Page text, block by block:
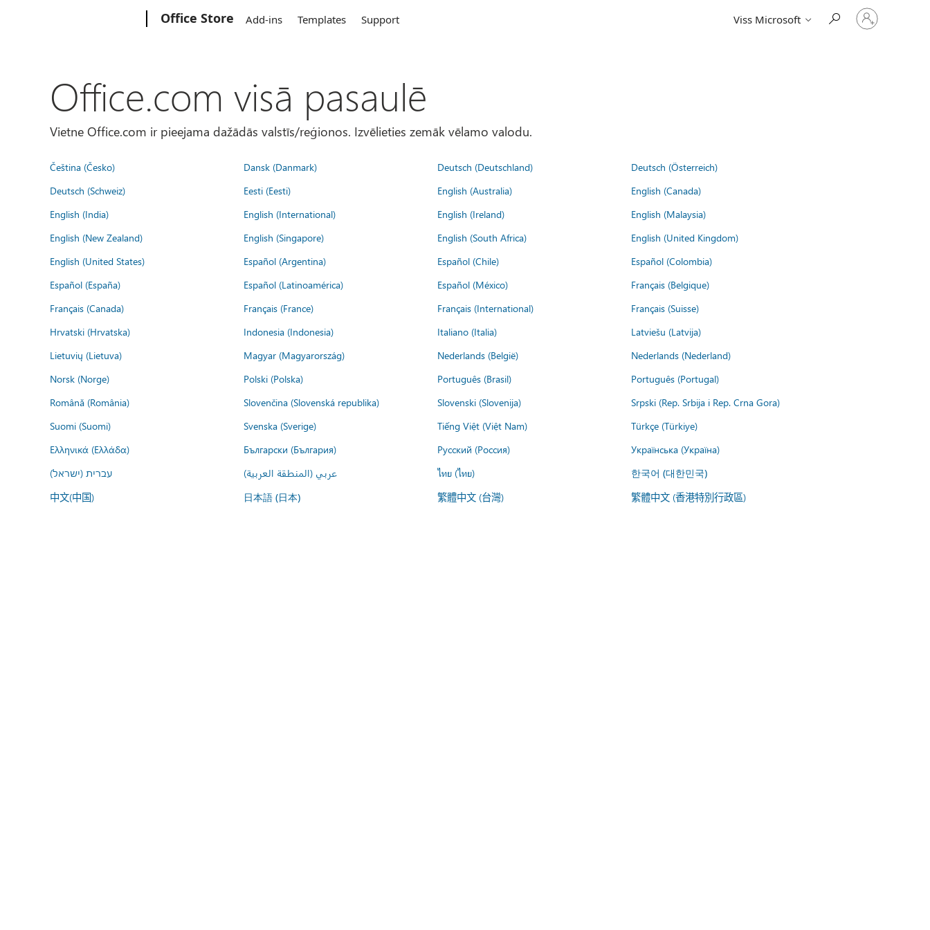
Office Store Add-ins Templates Support Viss Microsoft
Pierakstieties
savā
kontā
Office.com visā pasaulē
Vietne Office.com ir pieejama dažādās valstīs/reģionos. Izvēlieties zemāk vēlamo valodu.
Čeština (Česko) Dansk (Danmark) Deutsch (Deutschland)
Deutsch (Österreich)
Deutsch (Schweiz)
Eesti (Eesti) English (Australia)
English (Canada)
English (India)
English (International) English (Ireland)
English (Malaysia)
English (New Zealand)
English (Singapore) English (South Africa)
English (United Kingdom)
English (United States)
Español (Argentina) Español (Chile)
Español (Colombia)
Español (España)
Español (Latinoamérica) Español (México)
Français (Belgique)
Français (Canada)
Français (France) Français (International)
Français (Suisse)
Hrvatski (Hrvatska)
Indonesia (Indonesia) Italiano (Italia)
Latviešu (Latvija)
Lietuvių (Lietuva)
Magyar (Magyarország) Nederlands (België)
Nederlands (Nederland)
Norsk (Norge)
Polski (Polska) Português (Brasil)
Português (Portugal)
Română (România)
Slovenčina (Slovenská republika) Slovenski (Slovenija)
Srpski (Rep. Srbija i Rep. Crna Gora)
Suomi (Suomi)
Svenska (Sverige) Tiếng Việt (Việt Nam)
Türkçe (Türkiye)
Ελληνικά (Ελλάδα)
Български (България) Русский (Россия)
Українська (Україна)
עברית (ישראל)
عربي (المنطقة العربية) ไทย (ไทย) 한국어 (대한민국)
中文(中国) 日本語 (日本) 繁體中文 (台灣) 繁體中文 (香港特別行政區)